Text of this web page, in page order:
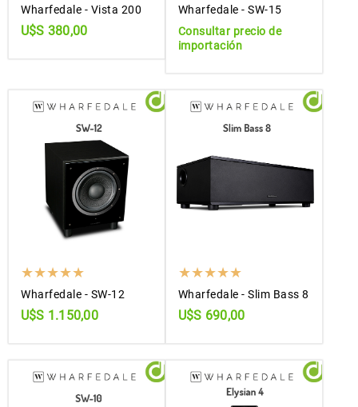
Wharfedale - Vista 200
U$S 380,00
Wharfedale - SW-15
Consultar precio de
importación
Wharfedale - SW-12
U$S 1.150,00
Wharfedale - Slim Bass 8
U$S 690,00